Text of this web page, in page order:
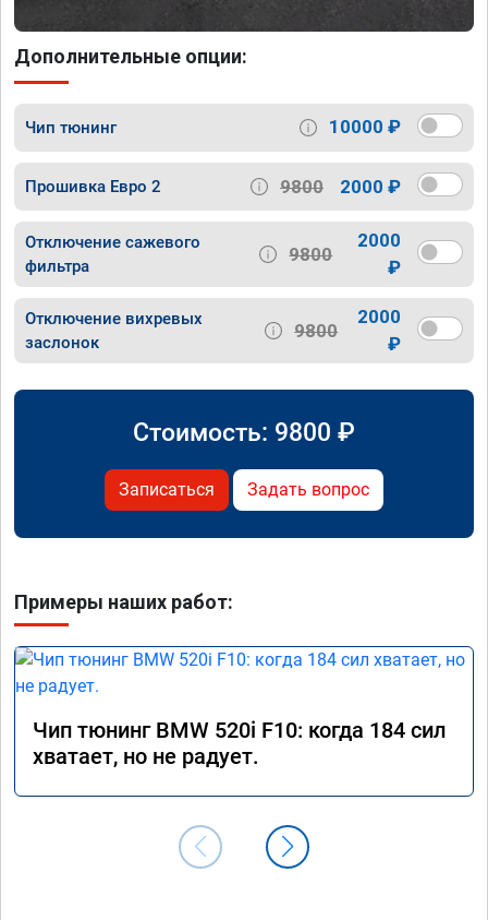
Дополнительные опции:
Чип тюнинг 10000 ₽
Прошивка Евро 2 9800 2000 ₽
Отключение сажевого
фильтра
9800
2000
₽
Отключение вихревых
заслонок
9800
2000
₽
Стоимость: 9800 ₽
Записаться Задать вопрос
Примеры наших работ:
Чип тюнинг BMW 520i F10: когда 184 сил
хватает, но не радует.